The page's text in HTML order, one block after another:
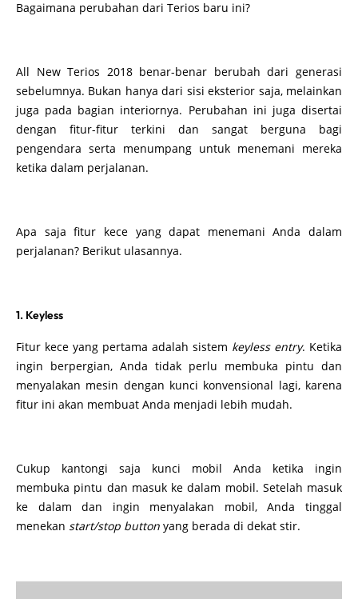
Bagaimana perubahan dari Terios baru ini?
All New Terios 2018 benar-benar berubah dari generasi
sebelumnya. Bukan hanya dari sisi eksterior saja, melainkan
juga pada bagian interiornya. Perubahan ini juga disertai
dengan fitur-fitur terkini dan sangat berguna bagi
pengendara serta menumpang untuk menemani mereka
ketika dalam perjalanan.
Apa saja fitur kece yang dapat menemani Anda dalam
perjalanan? Berikut ulasannya.
1. Keyless
Fitur kece yang pertama adalah sistem keyless entry. Ketika
ingin berpergian, Anda tidak perlu membuka pintu dan
menyalakan mesin dengan kunci konvensional lagi, karena
fitur ini akan membuat Anda menjadi lebih mudah.
Cukup kantongi saja kunci mobil Anda ketika ingin
membuka pintu dan masuk ke dalam mobil. Setelah masuk
ke dalam dan ingin menyalakan mobil, Anda tinggal
menekan start/stop button yang berada di dekat stir.